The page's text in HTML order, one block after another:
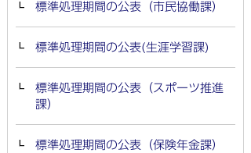
標準処理期間の公表（市民協働課）
標準処理期間の公表(生涯学習課)
標準処理期間の公表（スポーツ推進
課）
標準処理期間の公表（保険年金課）